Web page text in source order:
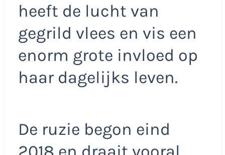
heeft de lucht van
gegrild vlees en vis een
enorm grote invloed op
haar dagelijks leven.
De ruzie begon eind